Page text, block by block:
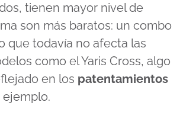
tienen mayor nivel de
son más baratos: un combo
que todavía no afecta las
como el Yaris Cross, algo
en los patentamientos
ejemplo.